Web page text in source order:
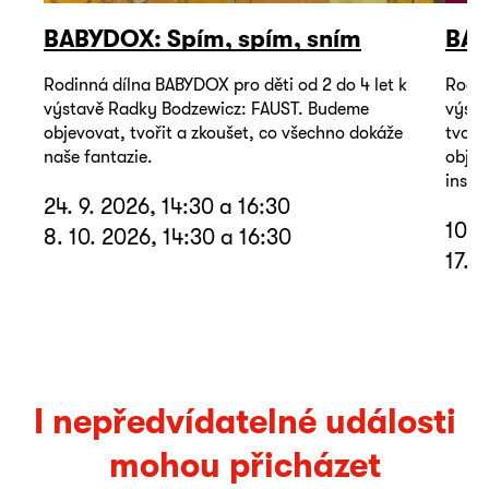
BABYDOX: Spím, spím, sním
Rodinná dílna BABYDOX pro děti od 2 do 4 let k
výstavě Radky Bodzewicz: FAUST. Budeme
objevovat, tvořit a zkoušet, co všechno dokáže
naše fantazie.
24. 9. 2026, 14:30 a 16:30
8. 10. 2026, 14:30 a 16:30
tvořit
10.
17.
I nepředvídatelné události
mohou přicházet